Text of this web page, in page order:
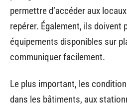
permettre d’accéder aux
repérer. Également, ils doivent
équipements disponibles sur
communiquer facilement.
Le plus important, les
dans les bâtiments, aux